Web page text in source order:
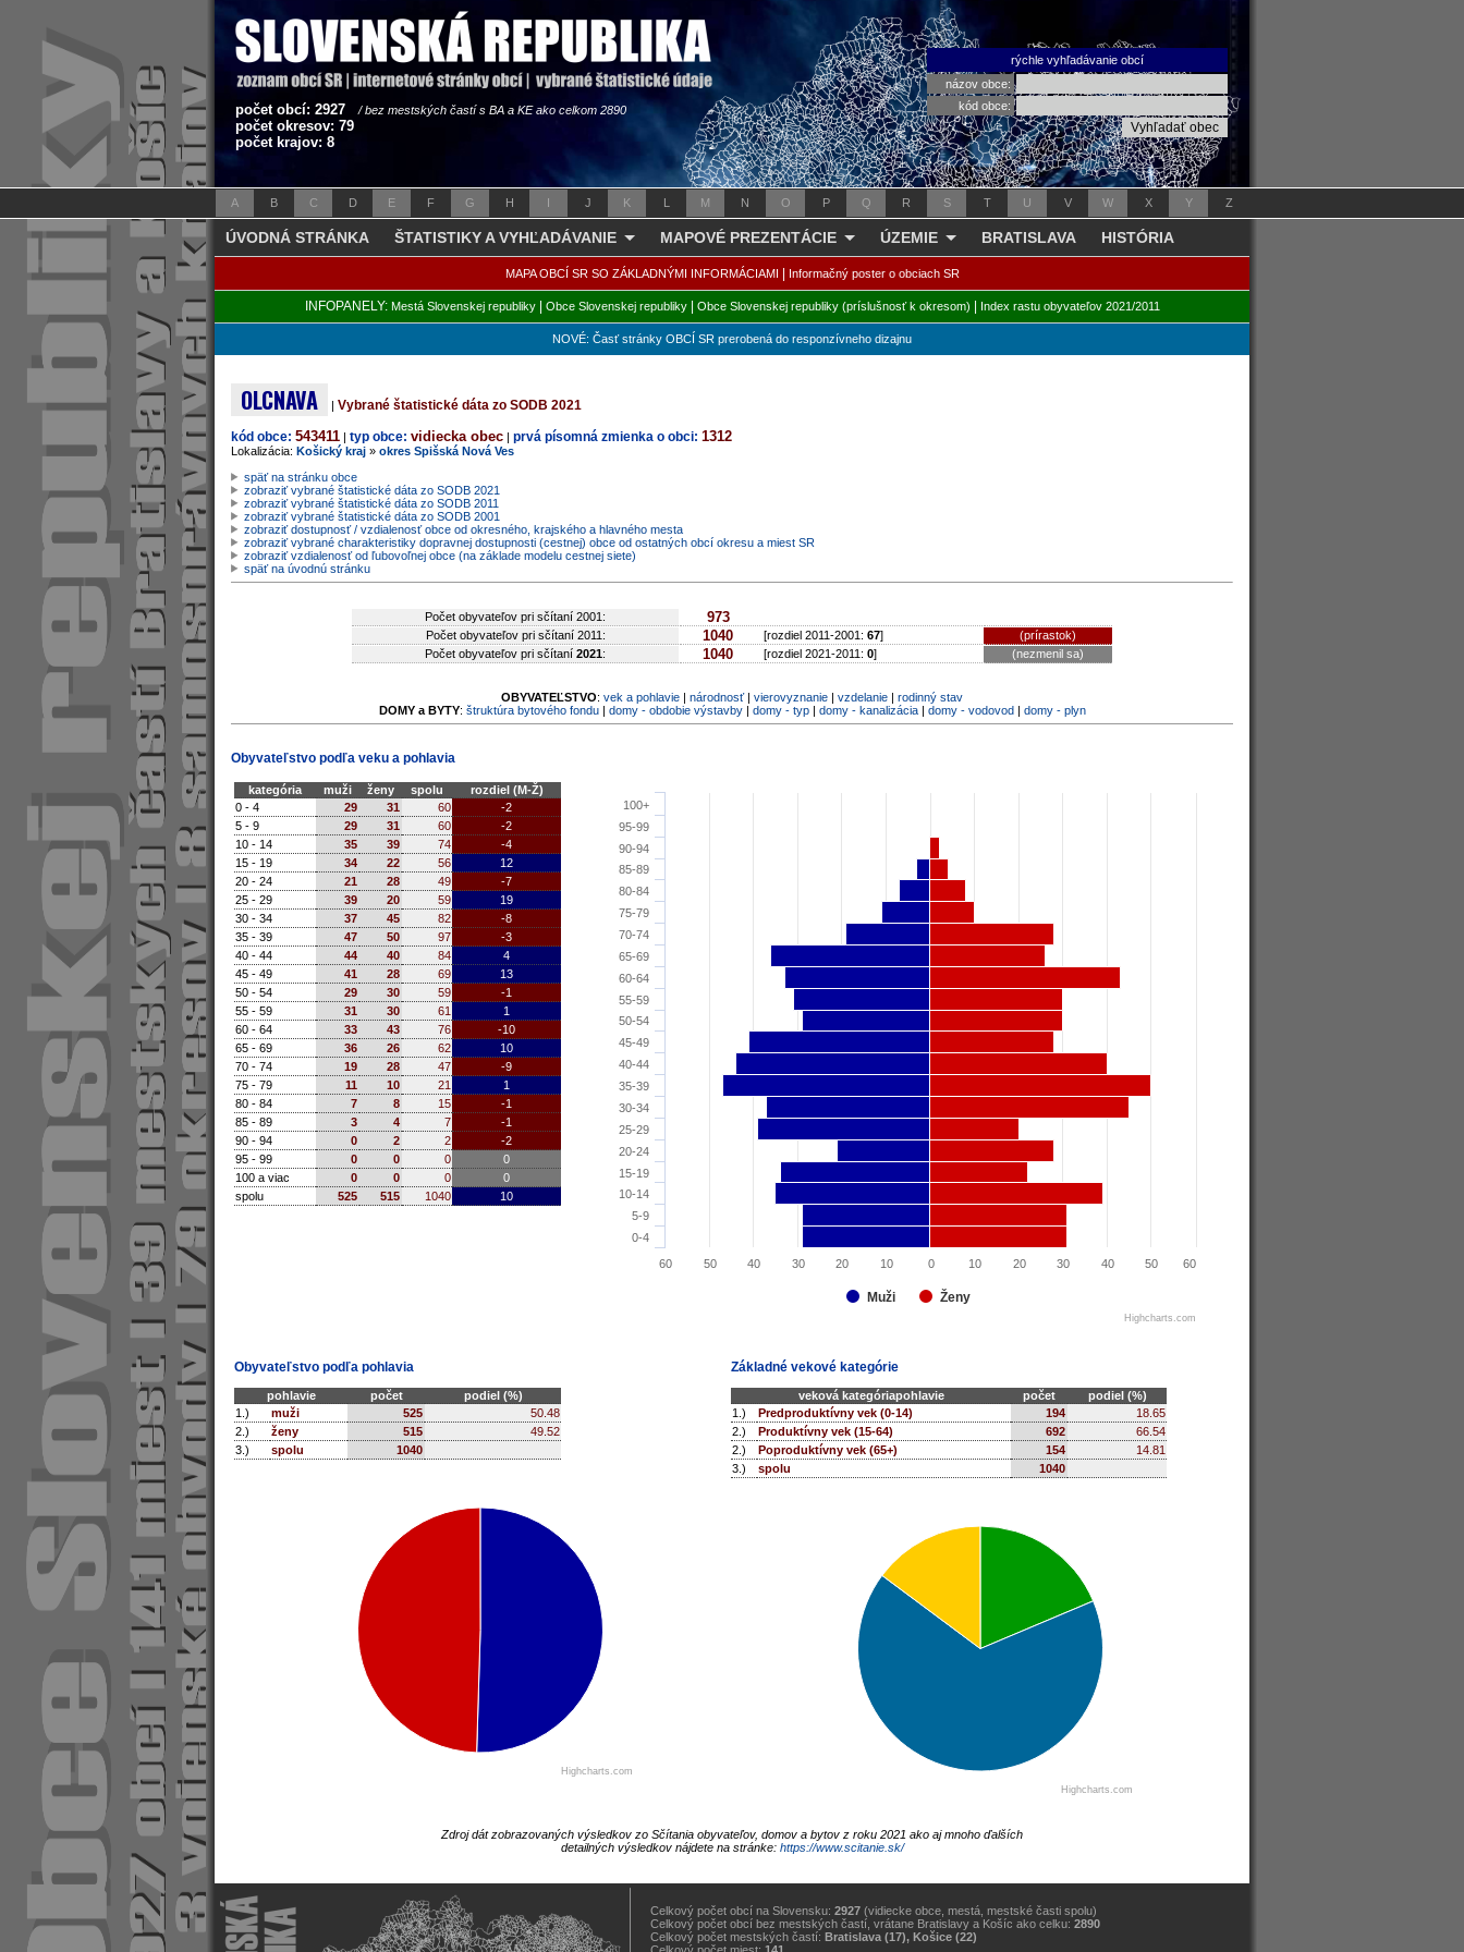
počet obcí: 2927 / bez mestských častí s BA a KE ako celkom 2890
počet okresov: 79
počet krajov: 8
rýchle vyhľadávanie obcí
názov obce:
kód obce:
A B C D E F G H I J K L M N O P Q R S T U V W X Y Z
ÚVODNÁ STRÁNKA ŠTATISTIKY A VYHĽADÁVANIE MAPOVÉ PREZENTÁCIE ÚZEMIE BRATISLAVA HISTÓRIA
MAPA OBCÍ SR SO ZÁKLADNÝMI INFORMÁCIAMI Informačný poster o obciach SR
INFOPANELY: Mestá Slovenskej republiky| Obce Slovenskej republiky| Obce Slovenskej republiky (príslušnosť k okresom) Index rastu obyvateľov 2021/2011
NOVÉ: Časť stránky OBCÍ SR prerobená do responzívneho dizajnu
OLCNAVA | Vybrané štatistické dáta zo SODB 2021
kód obce: 543411 | typ obce: vidiecka obec | prvá písomná zmienka o obci: 1312
Lokalizácia: Košický kraj » okres Spišská Nová Ves
späť na stránku obce
zobraziť vybrané štatistické dáta zo SODB 2021
zobraziť vybrané štatistické dáta zo SODB 2011
zobraziť vybrané štatistické dáta zo SODB 2001
zobraziť dostupnosť / vzdialenosť obce od okresného, krajského a hlavného mesta
zobraziť vybrané charakteristiky dopravnej dostupnosti (cestnej) obce od ostatných obcí okresu a miest SR
zobraziť vzdialenosť od ľubovoľnej obce (na základe modelu cestnej siete)
späť na úvodnú stránku
Počet obyvateľov pri sčítaní 2001: 973
Počet obyvateľov pri sčítaní 2011: 1040 [rozdiel 2011-2001: 67]
(prírastok)
Počet obyvateľov pri sčítaní 2021: 1040 [rozdiel 2021-2011: 0] (nezmenil sa)
OBYVATEĽSTVO: vek a pohlavie | národnosť| vierovyznanie | vzdelanie | rodinný stav
DOMY a BYTY: štruktúra bytového fondu| domy - obdobie výstavby| domy - typ| domy - kanalizácia| domy - vodovod| domy - plyn
Obyvateľstvo podľa veku a pohlavia
kategória muži ženy spolu
rozdiel (M-Ž)
0 - 4
29 31 60
-2
5 - 9
29 31 60
-2
10 - 14
35 39 74
-4
15 - 19
34 22 56
12
20 - 24
21 28 49
-7
25 - 29
39 20 59
19
30 - 34
37 45 82
-8
35 - 39
47 50 97
-3
40 - 44
44 40 84
4
45 - 49
41 28 69
13
50 - 54
29 30 59
-1
55 - 59
31 30 61
1
60 - 64
33 43 76
-10
65 - 69
36 26 62
10
70 - 74
19 28 47
-9
75 - 79
11 10 21
1
80 - 84
7 8 15
-1
85 - 89
3 4 7
-1
90 - 94
0 2 2
-2
95 - 99
0 0 0
0
100 a viac
0 0 0
0
spolu
525 515 1040 10
Muži Ženy
0-4
5-9
10-14
15-19
20-24
25-29
30-34
35-39
40-44
45-49
50-54
55-59
60-64
65-69
70-74
75-79
80-84
85-89
90-94
95-99
100+
60 50 40 30 20 10 0 10 20 30 40 50 60
Highcharts.com
Obyvateľstvo podľa pohlavia
pohlavie počet
podiel (%)
1.)
muži 525
50.48
2.)
ženy 515
49.52
3.)
spolu 1040
Highcharts.com
Základné vekové kategórie
veková kategóriapohlavie počet
podiel (%)
1.)
Predproduktívny vek (0-14) 194
18.65
2.)
Produktívny vek (15-64) 692
66.54
2.)
Poproduktívny vek (65+) 154
14.81
3.)
spolu 1040
Highcharts.com
Zdroj dát zobrazovaných výsledkov zo Sčítania obyvateľov, domov a bytov z roku 2021 ako aj mnoho ďalších
detailných výsledkov nájdete na stránke: https://www.scitanie.sk/
Celkový počet obcí na Slovensku: 2927 (vidiecke obce, mestá, mestské časti spolu)
Celkový počet obcí bez mestských častí, vrátane Bratislavy a Košíc ako celku: 2890
Celkový počet mestských častí: Bratislava (17), Košice (22)